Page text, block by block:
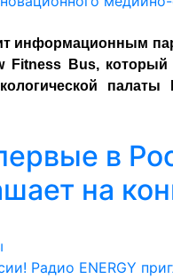
информационным
Fitness Bus,
палаты
в
на